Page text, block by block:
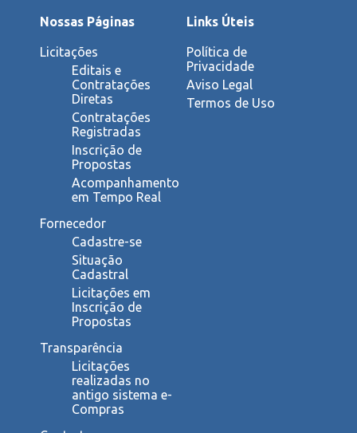
Nossas Páginas
Licitações
Editais e
Contratações
Diretas
Contratações
Registradas
Inscrição de
Propostas
Acompanhamento
em Tempo Real
Fornecedor
Cadastre-se
Situação
Cadastral
Licitações em
Inscrição de
Propostas
Transparência
Licitações
realizadas no
antigo sistema e-
Compras
Links Úteis
Política de
Privacidade
Aviso Legal
Termos de Uso